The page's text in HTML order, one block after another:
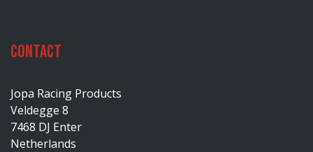
Contact
Jopa Racing Products
Veldegge 8
7468 DJ Enter
Netherlands